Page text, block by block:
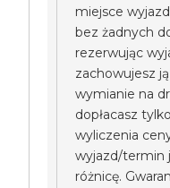
miejsce
bez żadnych
rezerwując
zachowujesz
wymianie na
dopłacasz
wyliczenia
wyjazd/termin
różnicę.